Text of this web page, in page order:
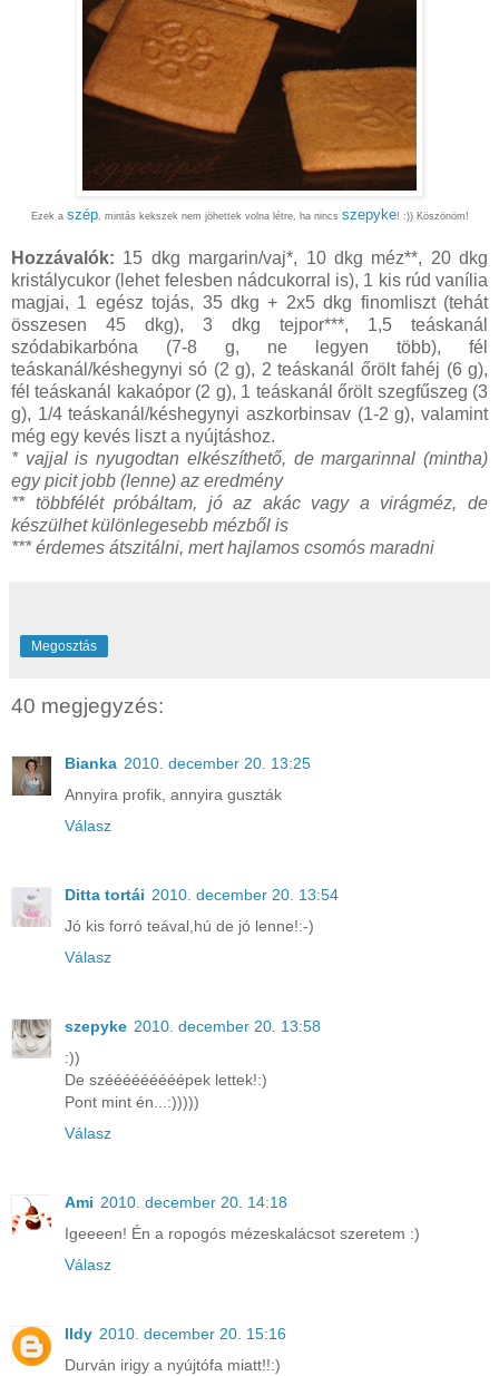
Ezek a szép, mintás kekszek nem jöhettek volna létre, ha nincs szepyke! :)) Köszönöm!
Hozzávalók: 15 dkg margarin/vaj*, 10 dkg méz**, 20 dkg
kristálycukor (lehet felesben nádcukorral is), 1 kis rúd vanília
magjai, 1 egész tojás, 35 dkg + 2x5 dkg finomliszt (tehát
összesen 45 dkg), 3 dkg tejpor***, 1,5 teáskanál
szódabikarbóna (7-8 g, ne legyen több), fél
teáskanál/késhegynyi só (2 g), 2 teáskanál őrölt fahéj (6 g),
fél teáskanál kakaópor (2 g), 1 teáskanál őrölt szegfűszeg (3
g), 1/4 teáskanál/késhegynyi aszkorbinsav (1-2 g), valamint
még egy kevés liszt a nyújtáshoz.
* vajjal is nyugodtan elkészíthető, de margarinnal (mintha)
egy picit jobb (lenne) az eredmény
** többfélét próbáltam, jó az akác vagy a virágméz, de
készülhet különlegesebb mézből is
*** érdemes átszitálni, mert hajlamos csomós maradni
Megosztás
40 megjegyzés:
Bianka 2010. december 20. 13:25
Annyira profik, annyira guszták
Válasz
Ditta tortái 2010. december 20. 13:54
Jó kis forró teával,hú de jó lenne!:-)
Válasz
szepyke 2010. december 20. 13:58
:))
De szééééééééépek lettek!:)
Pont mint én...:)))))
Válasz
Ami 2010. december 20. 14:18
Igeeeen! Én a ropogós mézeskalácsot szeretem :)
Válasz
Ildy 2010. december 20. 15:16
Durván irigy a nyújtófa miatt!!:)